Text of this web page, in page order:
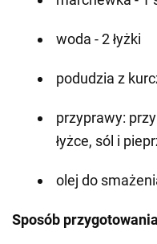
woda - 2 łyżki
podudzia z
przyprawy:
łyżce, sól i
olej do
Sposób